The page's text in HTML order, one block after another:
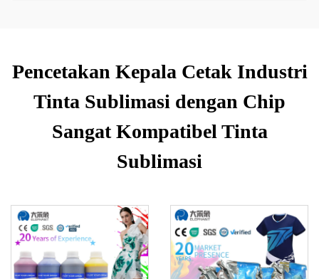
Pencetakan Kepala Cetak Industri
Tinta Sublimasi dengan Chip
Sangat Kompatibel Tinta
Sublimasi